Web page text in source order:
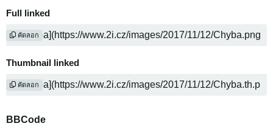
Full linked
คัดลอก
Thumbnail linked
คัดลอก
BBCode